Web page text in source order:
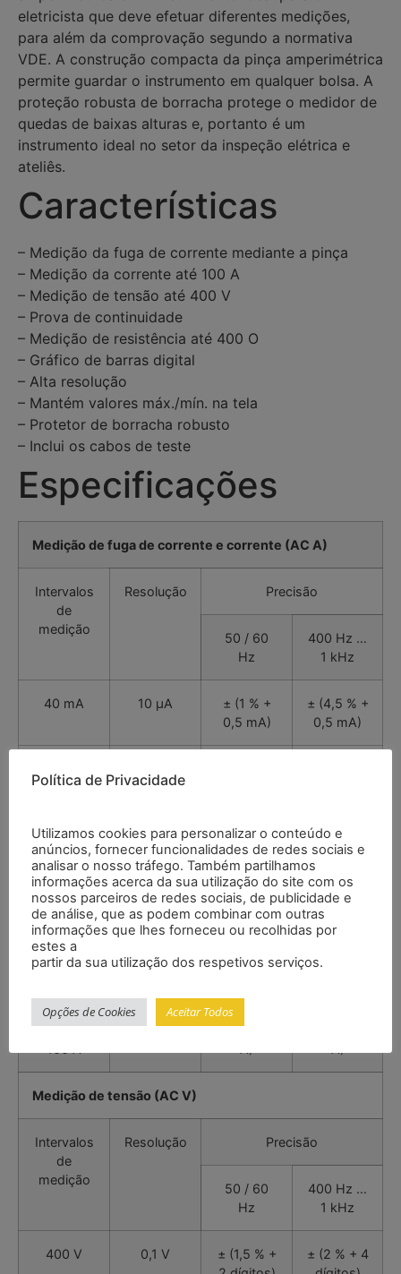
eletricista que deve efetuar diferentes medições,
para além da comprovação segundo a normativa
VDE. A construção compacta da pinça amperimétrica
permite guardar o instrumento em qualquer bolsa. A
proteção robusta de borracha protege o medidor de
quedas de baixas alturas e, portanto é um
instrumento ideal no setor da inspeção elétrica e
ateliês.
Características
– Medição da fuga de corrente mediante a pinça
– Medição da corrente até 100 A
– Medição de tensão até 400 V
– Prova de continuidade
– Medição de resistência até 400 O
– Gráfico de barras digital
– Alta resolução
– Mantém valores máx./mín. na tela
– Protetor de borracha robusto
– Inclui os cabos de teste
Especificações
Medição de fuga de corrente e corrente (AC A)
Intervalos
de
medição
Resolução Precisão
50 / 60
Hz
400 Hz …
1 kHz
40 mA 10 µA
± (1 % +
0,5 mA)
± (4,5 % +
0,5 mA)
4 A 1 mA
± (4 % +
0,1 A)
± (4 % +
0,1 A)
40 A 10 mA
± (4 % + 1
A)
± (4 % + 1
80 A 100 mA
± (2,5 % +
± (3 % + 1
80 A –
100 mA
± (5 % + 1
Medição de tensão (AC V)
Intervalos
de
medição
Resolução Precisão
50 / 60
Hz
400 Hz …
1 kHz
400 V 0,1 V
± (1,5 % +
± (2 % + 4
Política de Privacidade
Utilizamos cookies para personalizar o conteúdo e
anúncios, fornecer funcionalidades de redes sociais e
analisar o nosso tráfego. Também partilhamos
informações acerca da sua utilização do site com os
nossos parceiros de redes sociais, de publicidade e
de análise, que as podem combinar com outras
informações que lhes forneceu ou recolhidas por
estes a
partir da sua utilização dos respetivos serviços.
Opções de Cookies Aceitar Todos